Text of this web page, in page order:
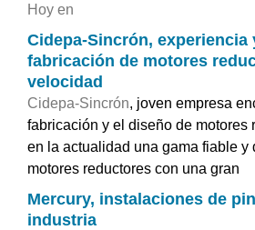
Hoy en
Cidepa-Sincrón, experiencia
fabricación de motores
velocidad
Cidepa-Sincrón, joven empresa
fabricación y el diseño de motores
en la actualidad una gama fiable y
motores reductores con una gran
Mercury, instalaciones de
industria